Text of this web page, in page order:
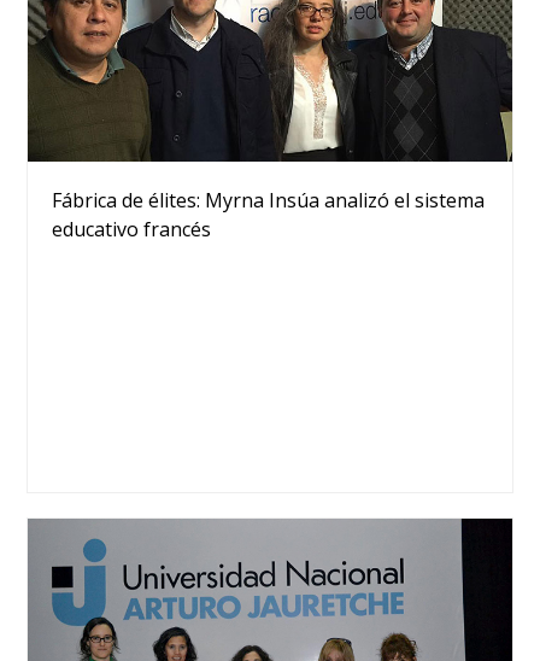
Fábrica de élites: Myrna Insúa analizó el sistema
educativo francés